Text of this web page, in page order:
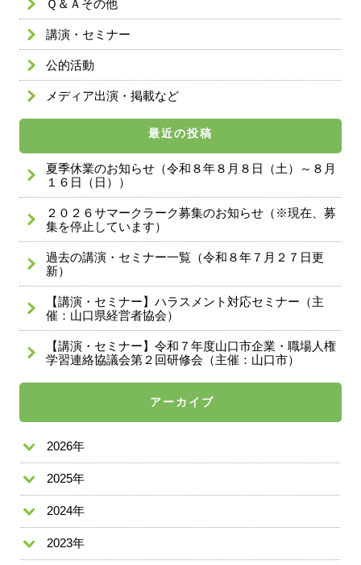
Ｑ＆Ａその他
講演・セミナー
公的活動
メディア出演・掲載など
最近の投稿
夏季休業のお知らせ（令和８年８月８日（土）～８月
１６日（日））
２０２６サマークラーク募集のお知らせ（※現在、募
集を停止しています）
過去の講演・セミナー一覧（令和８年７月２７日更
新）
【講演・セミナー】ハラスメント対応セミナー（主
催：山口県経営者協会）
【講演・セミナー】令和７年度山口市企業・職場人権
学習連絡協議会第２回研修会（主催：山口市）
アーカイブ
2026年
2025年
2024年
2023年